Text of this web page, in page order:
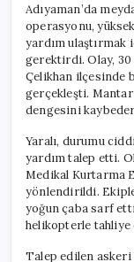
Adıyaman’da
operasyonu,
yardım ulaştırmak
gerektirdi. Olay, 30
Çelikhan ilçesinde
gerçekleşti. Mantar
dengesini
Yaralı, durumu
yardım talep etti.
Medikal Kurtarma
yönlendirildi.
yoğun çaba sarf
helikopterle
Talep edilen askeri